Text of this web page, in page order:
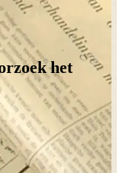
het